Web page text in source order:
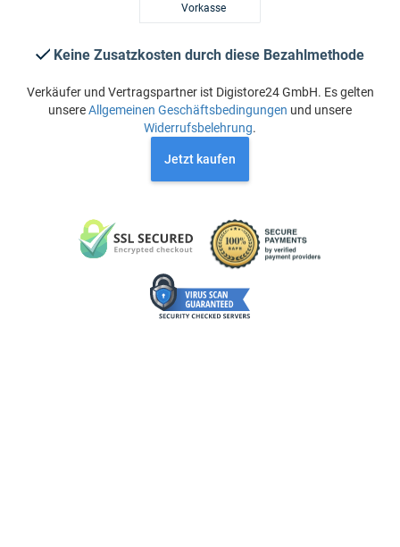
Vorkasse
Keine Zusatzkosten durch diese Bezahlmethode
Verkäufer und Vertragspartner ist Digistore24 GmbH. Es gelten
unsereAllgemeinen Geschäftsbedingungen und unsere
Widerrufsbelehrung.
Jetzt kaufen